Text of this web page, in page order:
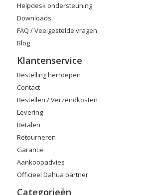
Helpdesk ondersteuning
Downloads
FAQ / Veelgestelde vragen
Blog
Klantenservice
Bestelling herroepen
Contact
Bestellen / Verzendkosten
Levering
Betalen
Retourneren
Garantie
Aankoopadvies
Officieel Dahua partner
Categorieën